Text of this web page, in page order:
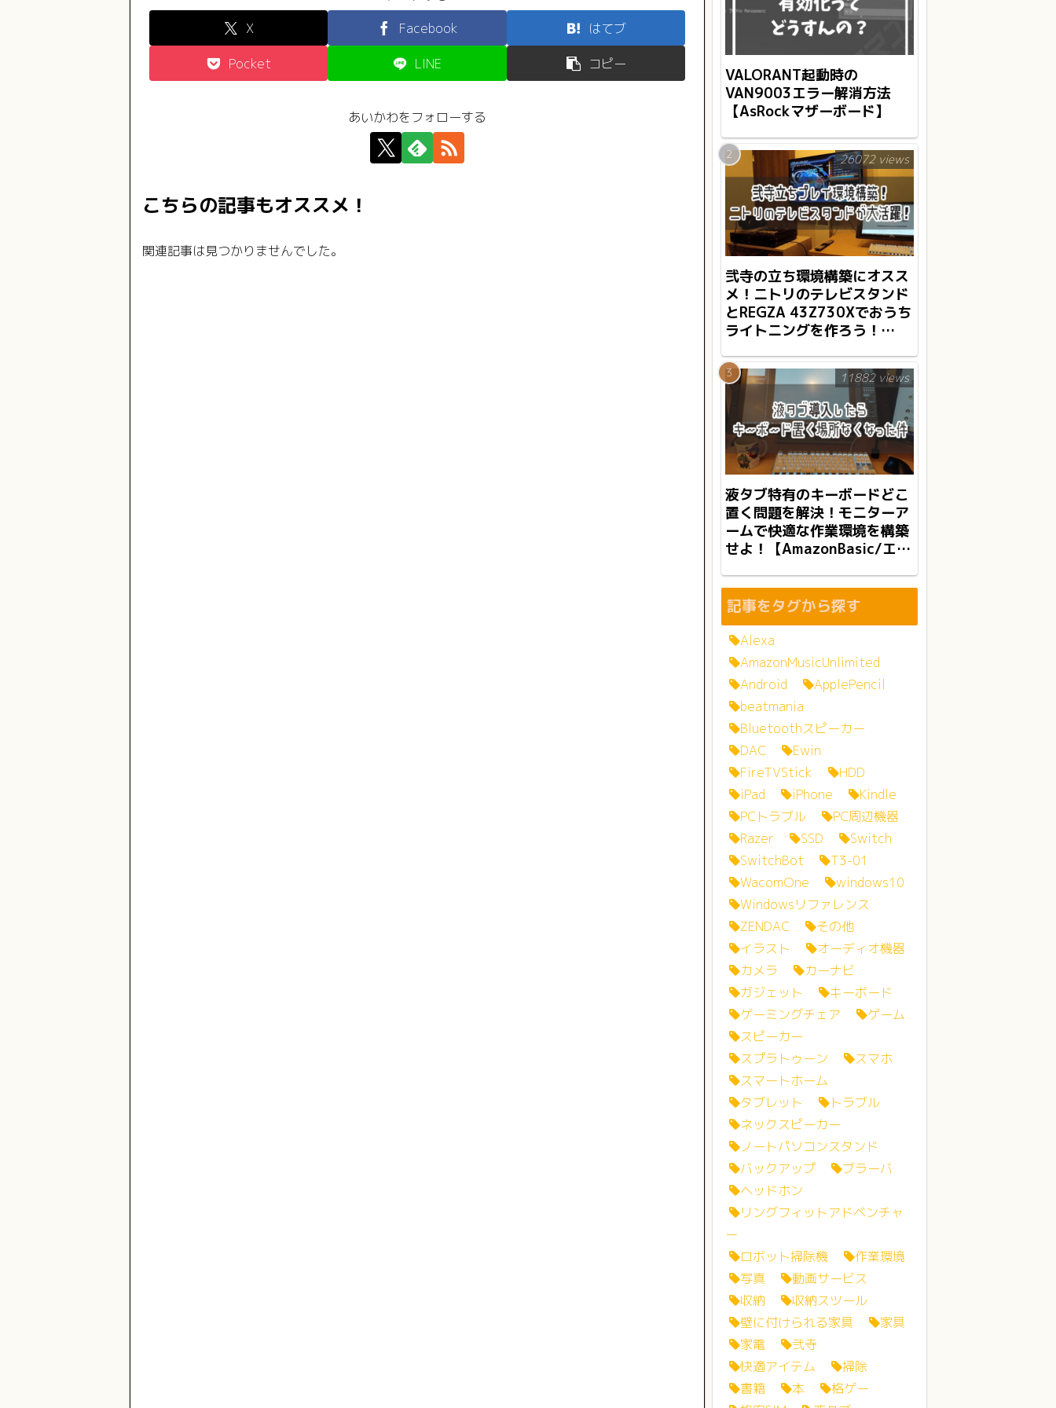
X
Facebook はてブ
Pocket LINE コピー
あいかわをフォローする
こちらの記事もオススメ！
関連記事は見つかりませんでした。
VALORANT起動時の
VAN9003エラー解消方法
【AsRockマザーボード】
弐寺の立ち環境構築にオスス
メ！ニトリのテレビスタンド
とREGZA 43Z730Xでおうち
ライトニングを作ろう！
26072 views
液タブ特有のキーボードどこ
置く問題を解決！モニターア
ームで快適な作業環境を構築
せよ！【AmazonBasic/エル
11882 views
記事をタグから探す
Alexa
AmazonMusicUnlimited
Android
ApplePencil
beatmania
Bluetoothスピーカー
DAC
Ewin
FireTVStick
HDD
iPad
iPhone
Kindle
PCトラブル
PC周辺機器
Razer
SSD
Switch
SwitchBot
T3-01
WacomOne
windows10
Windowsリファレンス
ZENDAC
その他
イラスト
オーディオ機器
カメラ
カーナビ
ガジェット
キーボード
ゲーミングチェア
ゲーム
スピーカー
スプラトゥーン
スマホ
スマートホーム
タブレット
トラブル
ネックスピーカー
ノートパソコンスタンド
バックアップ
ブラーバ
ヘッドホン
リングフィットアドベンチャ
ー
ロボット掃除機
作業環境
写真
動画サービス
収納
収納スツール
壁に付けられる家具
家具
家電
弐寺
快適アイテム
掃除
書籍
本
格ゲー